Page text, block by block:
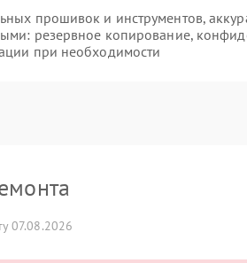
прошивок и инструментов,
резервное копирование,
при необходимости
07.08.2026